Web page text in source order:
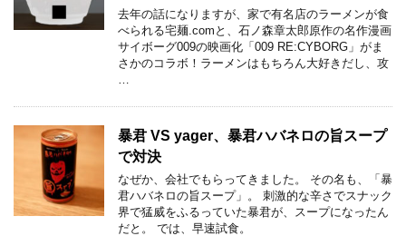
去年の話になりますが、家で有名店のラーメンが食
べられる宅麺.comと、石ノ森章太郎原作の名作漫画
サイボーグ009の映画化「009 RE:CYBORG」がま
さかのコラボ！ラーメンはもちろん大好きだし、攻
…
暴君 VS yager、暴君ハバネロの旨スープ
で対決
なぜか、会社でもらってきました。 その名も、「暴
君ハバネロの旨スープ」。 刺激的な辛さでスナック
界で猛威をふるっていた暴君が、スープになったん
だと。 では、早速試食。